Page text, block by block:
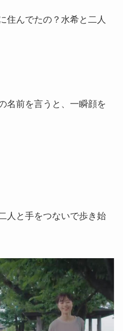
住んでたの？水希と二人
名前を言うと、一瞬顔を
人と手をつないで歩き始